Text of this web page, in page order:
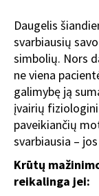
Daugelis
svarbiausių
simbolių. Nors
ne viena
galimybę ją
įvairių
paveikiančių
svarbiausia –
Krūtų
reikalinga jei: